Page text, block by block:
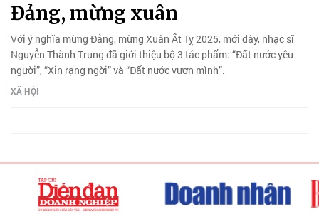
Đảng, mừng xuân
Với ý nghĩa mừng Đảng, mừng Xuân Ất Tỵ 2025, mới đây, nhạc sĩ
Nguyễn Thành Trung đã giới thiệu bộ 3 tác phẩm: “Đất nước yêu
người”, “Xin rạng ngời” và “Đất nước vươn mình”.
XÃ HỘI